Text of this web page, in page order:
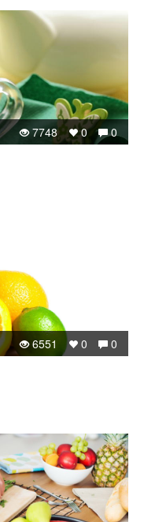
0
0
7748
0
0
6551